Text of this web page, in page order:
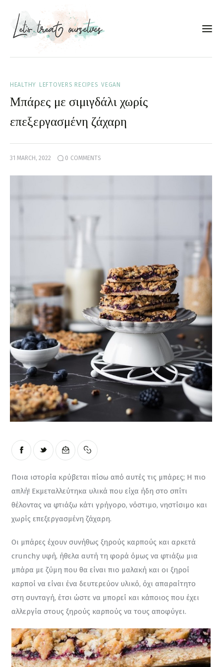
Portfolio
Services
Συνεργασίες
HEALTHY LEFTOVERS RECIPES VEGAN
Μπάρες με σιμιγδάλι χωρίς
επεξεργασμένη ζάχαρη
31 MARCH, 2022 0 COMMENTS
Ποια ιστορία κρύβεται πίσω από αυτές τις μπάρες; Η πιο
απλή! Εκμεταλλεύτηκα υλικά που είχα ήδη στο σπίτι
θέλοντας να φτιάξω κάτι γρήγορο, νόστιμο, νηστίσιμο και
χωρίς επεξεργασμένη ζάχαρη.
Οι μπάρες έχουν συνήθως ξηρούς καρπούς και αρκετά
crunchy υφή, ήθελα αυτή τη φορά όμως να φτιάξω μια
μπάρα με ζύμη που θα είναι πιο μαλακή και οι ξηροί
καρποί να είναι ένα δευτερεύον υλικό, όχι απαραίτητο
στη συνταγή, έτσι ώστε να μπορεί και κάποιος που έχει
αλλεργία στους ξηρούς καρπούς να τους αποφύγει.